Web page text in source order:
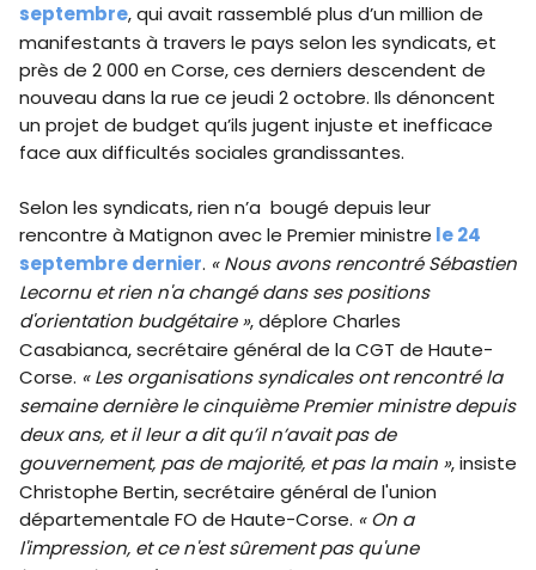
septembre, qui avait rassemblé plus d’un million de
manifestants à travers le pays selon les syndicats, et
près de 2 000 en Corse, ces derniers descendent de
nouveau dans la rue ce jeudi 2 octobre. Ils dénoncent
un projet de budget qu’ils jugent injuste et inefficace
face aux difficultés sociales grandissantes.
Selon les syndicats, rien n’a bougé depuis leur
rencontre à Matignon avec le Premier ministre le 24
septembre dernier. « Nous avons rencontré Sébastien
Lecornu et rien n'a changé dans ses positions
d'orientation budgétaire », déplore Charles
Casabianca, secrétaire général de la CGT de Haute-
Corse. « Les organisations syndicales ont rencontré la
semaine dernière le cinquième Premier ministre depuis
deux ans, et il leur a dit qu’il n’avait pas de
gouvernement, pas de majorité, et pas la main », insiste
Christophe Bertin, secrétaire général de l'union
départementale FO de Haute-Corse. « On a
l'impression, et ce n'est sûrement pas qu'une